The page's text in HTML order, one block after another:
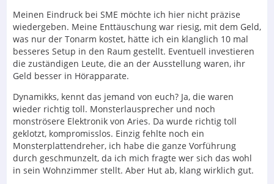
Meinen Eindruck bei SME möchte ich hier nicht präzise
wiedergeben. Meine Enttäuschung war riesig, mit dem Geld,
was nur der Tonarm kostet, hätte ich ein klanglich 10 mal
besseres Setup in den Raum gestellt. Eventuell investieren
die zuständigen Leute, die an der Ausstellung waren, ihr
Geld besser in Hörapparate.
Dynamikks, kennt das jemand von euch? Ja, die waren
wieder richtig toll. Monsterlausprecher und noch
monströsere Elektronik von Aries. Da wurde richtig toll
geklotzt, kompromisslos. Einzig fehlte noch ein
Monsterplattendreher, ich habe die ganze Vorführung
durch geschmunzelt, da ich mich fragte wer sich das wohl
in sein Wohnzimmer stellt. Aber Hut ab, klang wirklich gut.